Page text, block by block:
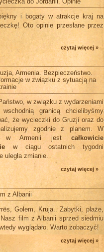
i bogaty w atrakcje kraj na
Oto opinie przesłane przez
czytaj więcej »
Armenia. Bezpieczeństwo.
w związku z sytuacją na
w związku z wydarzeniami
granicą chcielibyśmy
że wycieczki do Gruzji oraz do
zgodnie z planem. W
w Armenii jest całkowicie
w ciągu ostatnich tygodni
uległa zmianie.
czytaj więcej »
z Albanii
Golem, Kruja.. Zabytki, plaże,
film z Albanii sprzed siedmiu
wyglądało. Warto zobaczyć!
czytaj więcej »